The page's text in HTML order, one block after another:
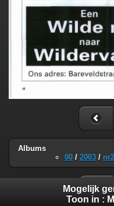
Albums
00 / 2003 / nr2
Mogelijk
Toon in :